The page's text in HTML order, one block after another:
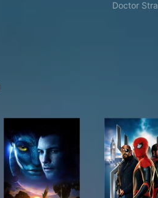
Doctor